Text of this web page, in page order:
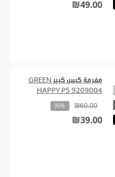
₪49.00
مفرمة كبس كبير GREEN
HAPPY P5 9209004
₪60.00
-35%
₪39.00